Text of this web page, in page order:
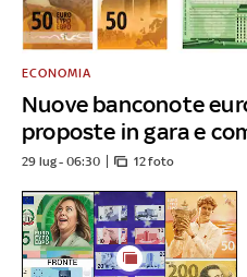
Nuove banconote
proposte in gara e
ECONOMIA
29 lug - 06:30 12 foto